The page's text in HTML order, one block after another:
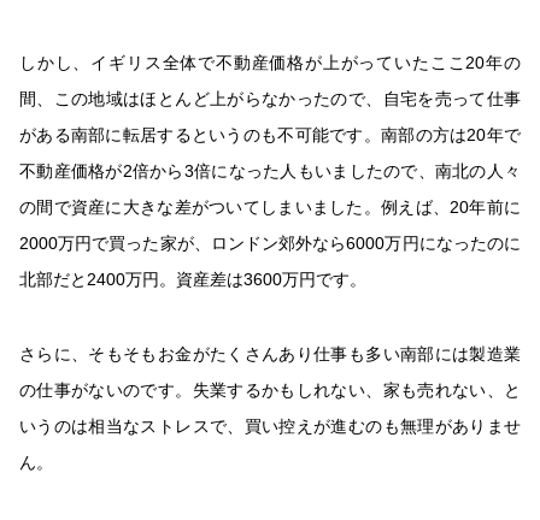
しかし、イギリス全体で不動産価格が上がっていたここ20年の
間、この地域はほとんど上がらなかったので、自宅を売って仕事
がある南部に転居するというのも不可能です。 南部の方は20年で
不動産価格が2倍から3倍になった人もいましたので、南北の人々
の間で資産に大きな差がついてしまいました。例えば、20年前に
2000万円で買った家が、ロンドン郊外なら6000万円になったのに
北部だと2400万円。資産差は3600万円です。
さらに、そもそもお金がたくさんあり仕事も多い南部には製造業
の仕事がないのです。 失業するかもしれない、家も売れない、と
いうのは相当なストレスで、買い控えが進むのも無理がありませ
ん。